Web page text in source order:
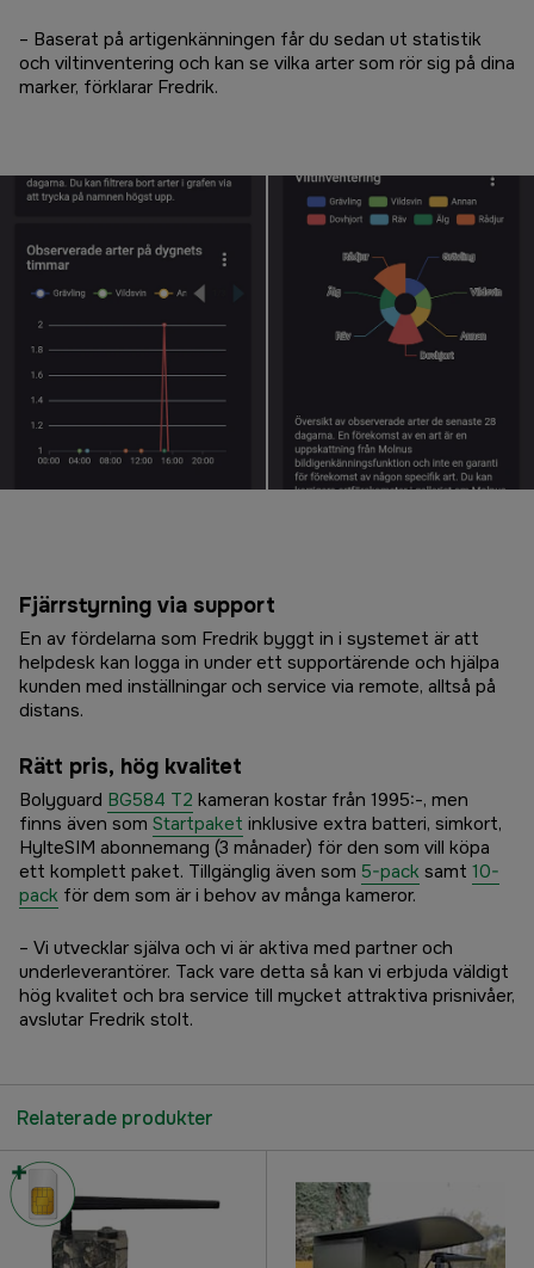
– Baserat på artigenkänningen får du sedan ut statistik
och viltinventering och kan se vilka arter som rör sig på dina
marker, förklarar Fredrik.
Fjärrstyrning via support
En av fördelarna som Fredrik byggt in i systemet är att
helpdesk kan logga in under ett supportärende och hjälpa
kunden med inställningar och service via remote, alltså på
distans.
Rätt pris, hög kvalitet
Bolyguard BG584 T2 kameran kostar från 1995:-, men
finns även som Startpaket inklusive extra batteri, simkort,
HylteSIM abonnemang (3 månader) för den som vill köpa
ett komplett paket. Tillgänglig även som 5-pack samt 10-
pack för dem som är i behov av många kameror.
– Vi utvecklar själva och vi är aktiva med partner och
underleverantörer. Tack vare detta så kan vi erbjuda väldigt
hög kvalitet och bra service till mycket attraktiva prisnivåer,
avslutar Fredrik stolt.
Relaterade produkter